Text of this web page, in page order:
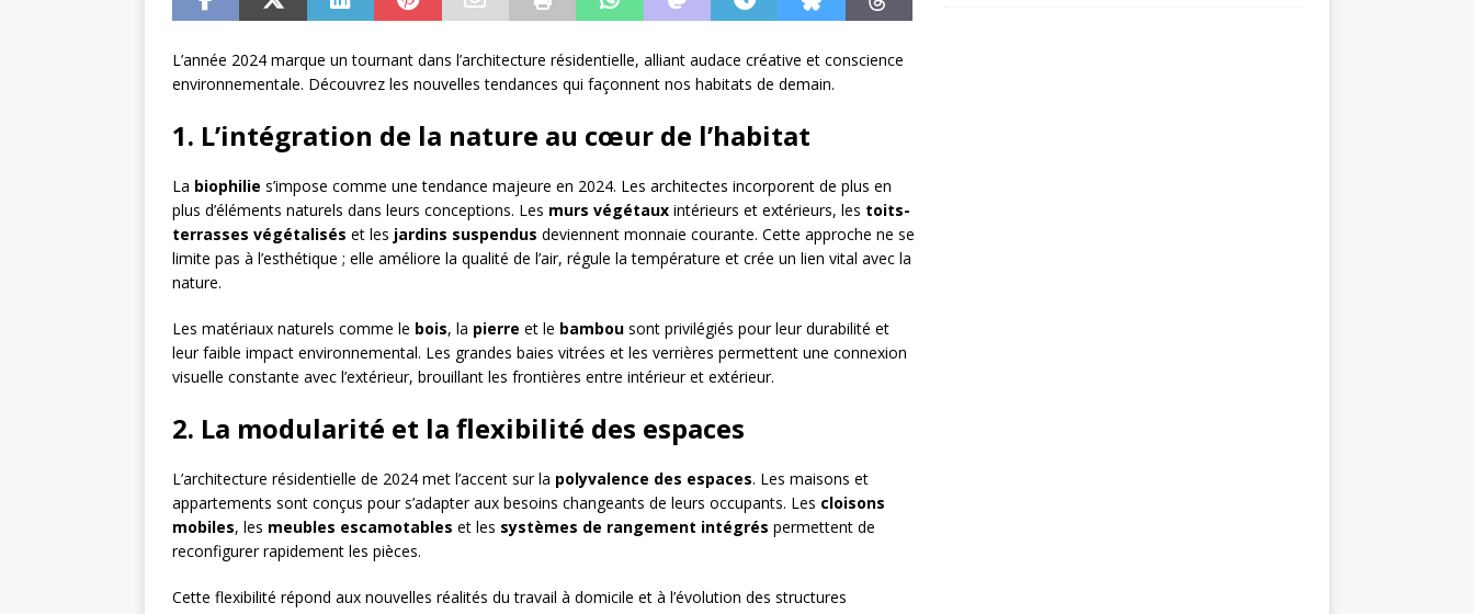
L’année 2024 marque un tournant dans l’architecture résidentielle, alliant audace créative et conscience
environnementale. Découvrez les nouvelles tendances qui façonnent nos habitats de demain.
1. L’intégration de la nature au cœur de l’habitat
La biophilie s’impose comme une tendance majeure en 2024. Les architectes incorporent de plus en
plus d’éléments naturels dans leurs conceptions. Les murs végétaux intérieurs et extérieurs, les toits-
terrasses végétalisés et les jardins suspendus deviennent monnaie courante. Cette approche ne se
limite pas à l’esthétique ; elle améliore la qualité de l’air, régule la température et crée un lien vital avec la
nature.
Les matériaux naturels comme le bois, la pierre et le bambou sont privilégiés pour leur durabilité et
leur faible impact environnemental. Les grandes baies vitrées et les verrières permettent une connexion
visuelle constante avec l’extérieur, brouillant les frontières entre intérieur et extérieur.
2. La modularité et la flexibilité des espaces
L’architecture résidentielle de 2024 met l’accent sur la polyvalence des espaces. Les maisons et
appartements sont conçus pour s’adapter aux besoins changeants de leurs occupants. Les cloisons
mobiles, les meubles escamotables et les systèmes de rangement intégrés permettent de
reconfigurer rapidement les pièces.
Cette flexibilité répond aux nouvelles réalités du travail à domicile et à l’évolution des structures